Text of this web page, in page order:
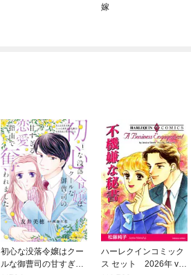
嫁
初心な没落令嬢はクー
ルな御曹司の甘すぎる
ハーレクインコミック
ス セット 2026年 vo